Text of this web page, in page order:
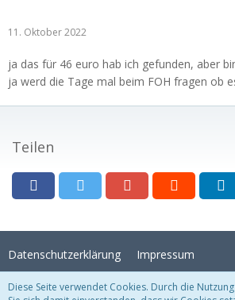
11. Oktober 2022
ja das für 46 euro hab ich gefunden, aber
ja werd die Tage mal beim FOH fragen ob
Teilen
Datenschutzerklärung Impressum
Diese Seite verwendet Cookies. Durch die